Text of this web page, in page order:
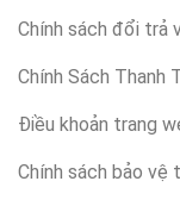
Chính sách đổi trả
Chính Sách Thanh
Điều khoản trang
Chính sách bảo vệ